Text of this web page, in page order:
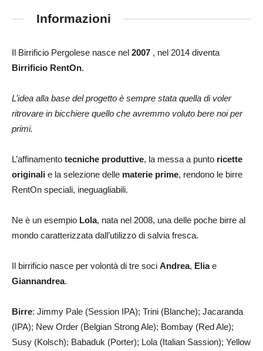
Informazioni
Il Birrificio Pergolese nasce nel 2007 , nel 2014 diventa
Birrificio RentOn.
L’idea alla base del progetto è sempre stata quella di voler
ritrovare in bicchiere quello che avremmo voluto bere noi per
primi.
L’affinamento tecniche produttive, la messa a punto ricette
originali e la selezione delle materie prime, rendono le birre
RentOn speciali, ineguagliabili.
Ne è un esempio Lola, nata nel 2008, una delle poche birre al
mondo caratterizzata dall’utilizzo di salvia fresca.
Il birrificio nasce per volontà di tre soci Andrea, Eliae
Giannandrea.
Birre: Jimmy Pale (Session IPA); Trini (Blanche); Jacaranda
(IPA); New Order (Belgian Strong Ale); Bombay (Red Ale);
Susy (Kolsch); Babaduk (Porter); Lola (Italian Sassion); Yellow